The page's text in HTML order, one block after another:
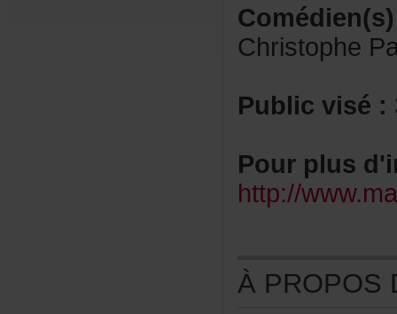
Publicvisé:
http://